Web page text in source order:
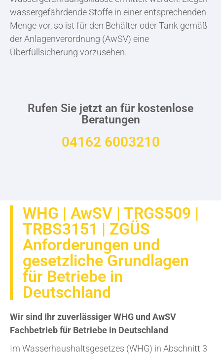
wassergefährdende Stoffe in einer entsprechenden
Menge vor, so ist für den Behälter oder Tank gemäß
der Anlagenverordnung (AwSV) eine
Überfüllsicherung vorzusehen.
Rufen Sie jetzt an für kostenlose
Beratungen
04162 6003210
WHG | AwSV | TRGS509 |
TRBS3151 | ZGÜS
Anforderungen und
gesetzliche Grundlagen
für Betriebe in
Deutschland
Wir sind Ihr zuverlässiger WHG und AwSV
Fachbetrieb für Betriebe in Deutschland
Im Wasserhaushaltsgesetzes (WHG) in Abschnitt 3